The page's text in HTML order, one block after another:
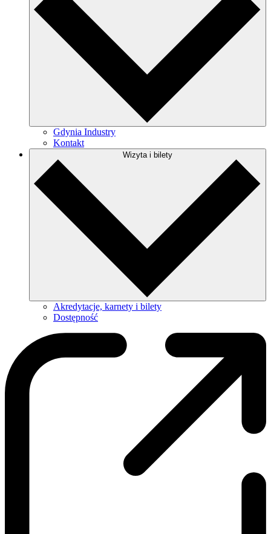
Gdynia Industry
Kontakt
Wizyta i bilety
Akredytacje, karnety i bilety
Dostępność